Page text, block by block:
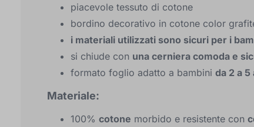
piacevole tessuto di cotone
bordino decorativo in cotone color
i materiali utilizzati sono sicuri per i
si chiude con una cerniera comoda e
formato foglio adatto a bambini da 2 a 5
Materiale:
100% cotone morbido e resistente con